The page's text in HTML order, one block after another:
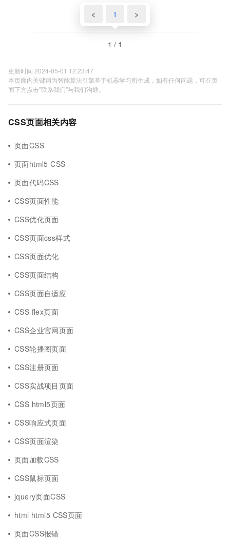
< 1 >
1 / 1
更新时间 2024-05-01 12:23:47
本页面内关键词为智能算法引擎基于机器学习所生成，如有任何问题，可在页
面下方点击"联系我们"与我们沟通。
CSS页面相关内容
页面CSS
页面html5 CSS
页面代码CSS
CSS页面性能
CSS优化页面
CSS页面css样式
CSS页面优化
CSS页面结构
CSS页面自适应
CSS flex页面
CSS企业官网页面
CSS轮播图页面
CSS注册页面
CSS实战项目页面
CSS html5页面
CSS响应式页面
CSS页面渲染
页面加载CSS
CSS鼠标页面
jquery页面CSS
html html5 CSS页面
页面CSS报错